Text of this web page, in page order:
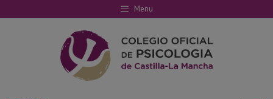
al
Menu